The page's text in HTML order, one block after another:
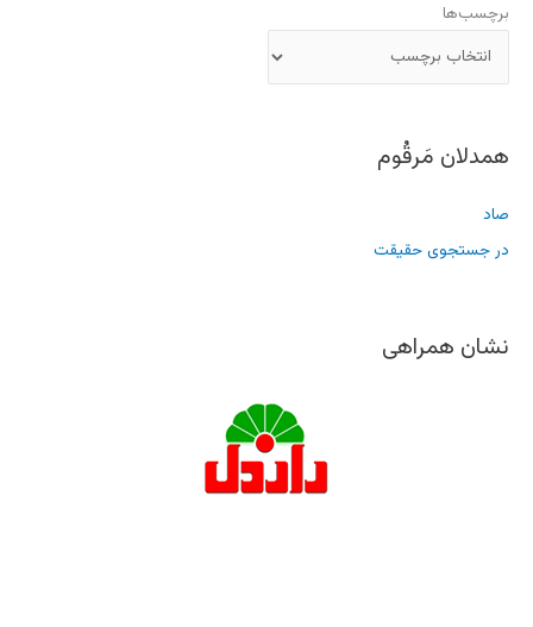
برچسب‌ها
همدلان مَرقُوم
صاد
در جستجوی حقیقت
نشان همراهی